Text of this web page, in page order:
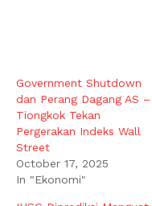
Government Shutdown
dan Perang Dagang AS –
Tiongkok Tekan
Pergerakan Indeks Wall
Street
October 17, 2025
In "Ekonomi"